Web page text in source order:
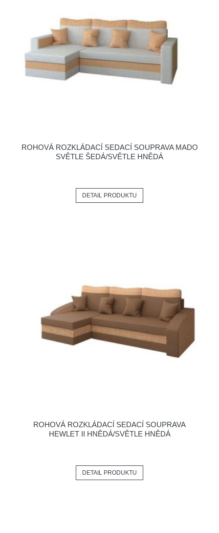
ROHOVÁ ROZKLÁDACÍ SEDACÍ SOUPRAVA MADO
SVĚTLE ŠEDÁ/SVĚTLE HNĚDÁ
DETAIL PRODUKTU
ROHOVÁ ROZKLÁDACÍ SEDACÍ SOUPRAVA
HEWLET II HNĚDÁ/SVĚTLE HNĚDÁ
DETAIL PRODUKTU